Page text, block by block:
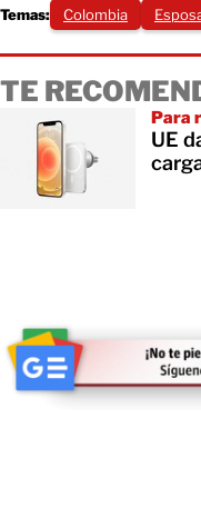
Temas: Colombia
TE
Para
UE